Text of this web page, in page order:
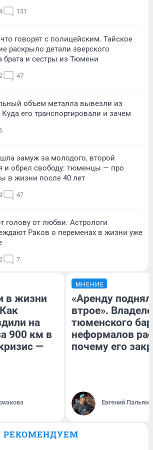
131
говорят с полицейским. Тайское
раскрыло детали зверского
брата и сестры из Тюмени
47
объем металла вывезли из
его транспортировали и зачем
замуж за молодого, второй
и обрел свободу: тюменцы — про
в жизни после 40 лет
47
голову от любви. Астрологи
Раков о переменах в жизни уже
7
в жизни
на
900 км в
—
МНЕНИЕ
«Аренду
втрое».
тюменского
неформалов
почему его
Евгений
РЕКОМЕНДУЕМ